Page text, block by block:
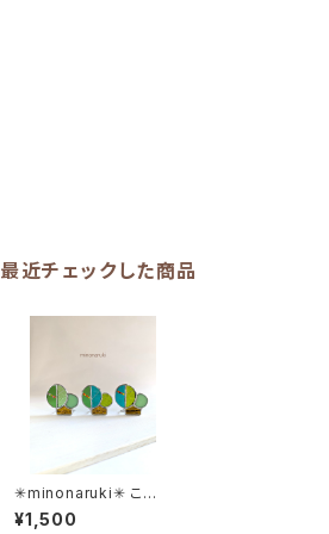
最近チェックした商品
✳︎minonaruki✳︎ こび
との街－びとろたうん
ー≪受注生産≫
¥1,500